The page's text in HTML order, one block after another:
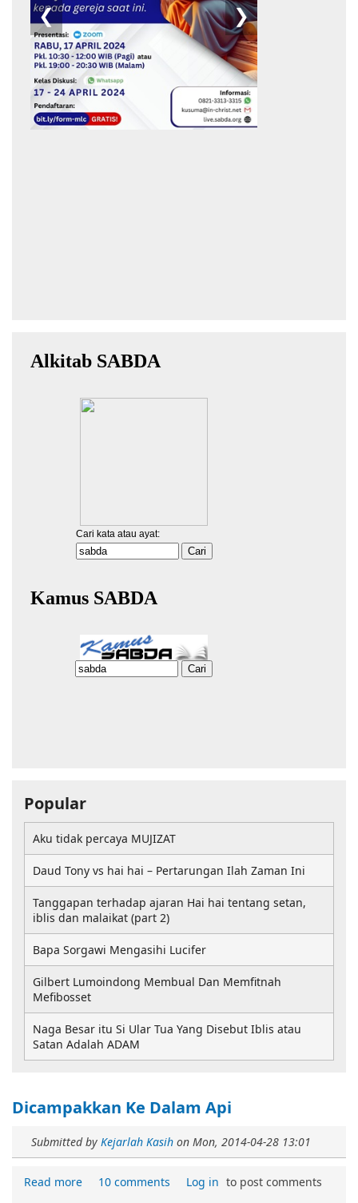
Dicampakkan Ke Dalam Api
Submitted by Kejarlah Kasih on Mon, 2014-04-28 13:01
Read more 10 comments Log in to post comments
Popular
Aku tidak percaya MUJIZAT
Daud Tony vs hai hai – Pertarungan Ilah Zaman Ini
Tanggapan terhadap ajaran Hai hai tentang setan,
iblis dan malaikat (part 2)
Bapa Sorgawi Mengasihi Lucifer
Gilbert Lumoindong Membual Dan Memfitnah
Mefibosset
Naga Besar itu Si Ular Tua Yang Disebut Iblis atau
Satan Adalah ADAM